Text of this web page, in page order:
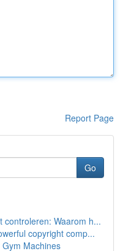
Report Page
Go
controleren: Waarom h...
copyright comp...
Machines